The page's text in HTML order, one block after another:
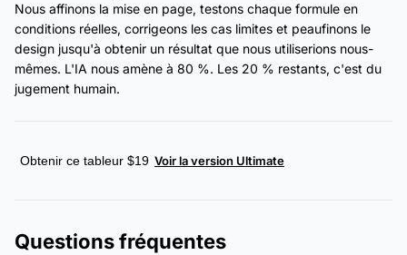
Nous affinons la mise en page, testons chaque formule en
conditions réelles, corrigeons les cas limites et peaufinons le
design jusqu'à obtenir un résultat que nous utiliserions nous-
mêmes. L'IA nous amène à 80 %. Les 20 % restants, c'est du
jugement humain.
Obtenir ce tableur $19 Voir la version Ultimate
Questions fréquentes